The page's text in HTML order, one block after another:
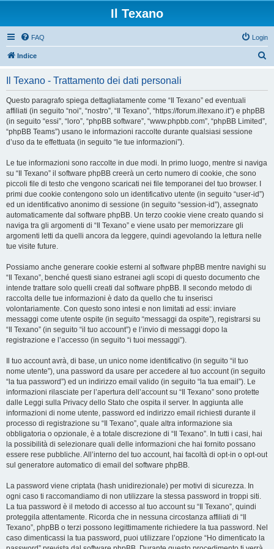
Il Texano
FAQ Login
Indice
Il Texano - Trattamento dei dati personali
Questo paragrafo spiega dettagliatamente come “Il Texano” ed eventuali
affiliati (in seguito “noi”, “nostro”, “Il Texano”, “https://forum.iltexano.it”) e phpBB
(in seguito “essi”, “loro”, “phpBB software”, “www.phpbb.com”, “phpBB Limited”,
“phpBB Teams”) usano le informazioni raccolte durante qualsiasi sessione
d’uso da te effettuata (in seguito “le tue informazioni”).
Le tue informazioni sono raccolte in due modi. In primo luogo, mentre si naviga
su “Il Texano” il software phpBB creerà un certo numero di cookie, che sono
piccoli file di testo che vengono scaricati nei file temporanei del tuo browser. I
primi due cookie contengono solo un identificativo utente (in seguito “user-id”)
ed un identificativo anonimo di sessione (in seguito “session-id”), assegnato
automaticamente dal software phpBB. Un terzo cookie viene creato quando si
naviga tra gli argomenti di “Il Texano” e viene usato per memorizzare gli
argomenti letti da quelli ancora da leggere, quindi agevolando la lettura nelle
tue visite future.
Possiamo anche generare cookie esterni al software phpBB mentre navighi su
“Il Texano”, benché questi siano estranei agli scopi di questo documento che
intende trattare solo quelli creati dal software phpBB. Il secondo metodo di
raccolta delle tue informazioni è dato da quello che tu inserisci
volontariamente. Con questo sono intesi e non limitati ad essi: inviare
messaggi come utente ospite (in seguito “messaggi da ospite”), registrarsi su
“Il Texano” (in seguito “il tuo account”) e l’invio di messaggi dopo la
registrazione e l’accesso (in seguito “i tuoi messaggi”).
Il tuo account avrà, di base, un unico nome identificativo (in seguito “il tuo
nome utente”), una password da usare per accedere al tuo account (in seguito
“la tua password”) ed un indirizzo email valido (in seguito “la tua email”). Le
informazioni rilasciate per l’apertura dell’account su “Il Texano” sono protette
dalle Leggi sulla Privacy dello Stato che ospita il server. In aggiunta alle
informazioni di nome utente, password ed indirizzo email richiesti durante il
processo di registrazione su “Il Texano”, quale altra informazione sia
obbligatoria o opzionale, è a totale discrezione di “Il Texano”. In tutti i casi, hai
la possibilità di selezionare quali delle informazioni che hai fornito possano
essere rese pubbliche. All’interno del tuo account, hai facoltà di opt-in o opt-out
sul generatore automatico di email del software phpBB.
La password viene criptata (hash unidirezionale) per motivi di sicurezza. In
ogni caso ti raccomandiamo di non utilizzare la stessa password in troppi siti.
La tua password è il metodo di accesso al tuo account su “Il Texano”, quindi
proteggila attentamente. Ricorda che in nessuna circostanza affiliati di “Il
Texano”, phpBB o terzi possono legittimamente richiedere la tua password. Nel
caso dimenticassi la tua password, puoi utilizzare l’opzione “Ho dimenticato la